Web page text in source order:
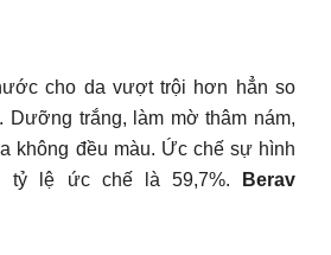
cho da vượt trội hơn hẳn so
Dưỡng trắng, làm mờ thâm nám,
không đều màu. Ức chế sự hình
tỷ lệ ức chế là 59,7%.
Berav